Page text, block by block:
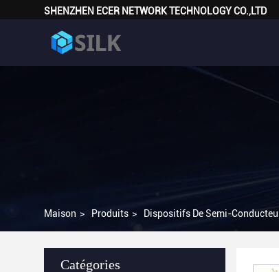
SHENZHEN ECER NETWORK TECHNOLOGY CO.,LTD
Maison > Produits > Dispositifs De Semi-
Catégories